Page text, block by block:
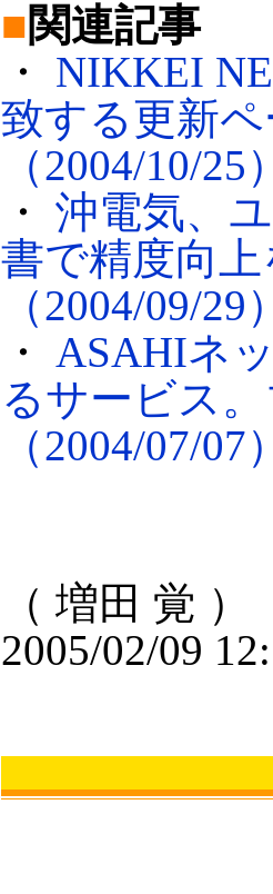
■関連記事
・ NIKKEI
致する更新
（2004/10/25
・ 沖電気、
書で精度向
（2004/09/29
・ ASAHIネ
るサービス
（2004/07/07
（ 増田 覚 ）
2005/02/09